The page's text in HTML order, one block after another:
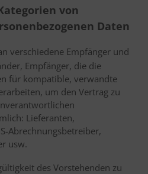
von
Daten
verschiedene Empfänger und
Empfänger, die die
für kompatible, verwandte
um den Vertrag zu
Lieferanten,
Abrechnungsbetreiber,
usw.
des Vorstehenden zu